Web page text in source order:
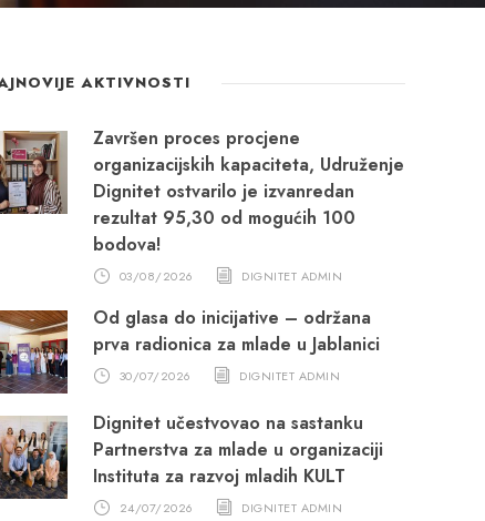
AKTIVNOSTI
Završen proces procjene
organizacijskih kapaciteta, Udruženje
Dignitet ostvarilo je izvanredan
rezultat 95,30 od mogućih 100
bodova!
03/08/2026 DIGNITET ADMIN
Od glasa do inicijative – održana
prva radionica za mlade u Jablanici
30/07/2026 DIGNITET ADMIN
Dignitet učestvovao na sastanku
Partnerstva za mlade u organizaciji
Instituta za razvoj mladih KULT
24/07/2026 DIGNITET ADMIN